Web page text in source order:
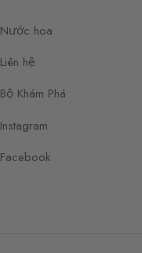
Nước hoa
Liên hệ
Bộ Khám Phá
Instagram
Facebook